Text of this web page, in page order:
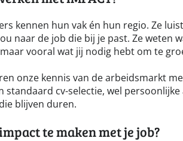
kennen hun vak én hun regio. Ze
naar de job die bij je past. Ze weten
vooral wat jij nodig hebt om te
onze kennis van de arbeidsmarkt
standaard cv-selectie, wel
blijven duren.
te maken met je job?